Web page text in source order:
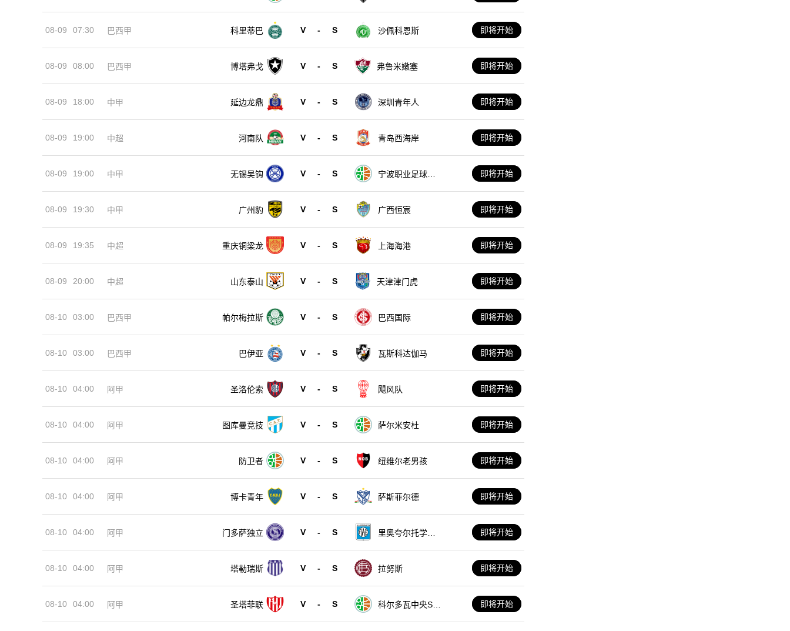
08-09 07:30 巴西甲 科里蒂巴 V - S 沙佩科恩斯 即将开始
08-09 08:00 巴西甲 博塔弗戈 V - S 弗鲁米嫩塞 即将开始
08-09 18:00 中甲 延边龙鼎 V - S 深圳青年人 即将开始
08-09 19:00 中超 河南队 V - S 青岛西海岸 即将开始
08-09 19:00 中甲 无锡吴钩 V - S
宁波职业足球俱
即将开始
08-09 19:30 中甲 广州豹 V - S 广西恒宸 即将开始
08-09 19:35 中超 重庆铜梁龙 V - S 上海海港 即将开始
08-09 20:00 中超 山东泰山 V - S 天津津门虎 即将开始
08-10 03:00 巴西甲 帕尔梅拉斯 V - S 巴西国际 即将开始
08-10 03:00 巴西甲 巴伊亚 V - S 瓦斯科达伽马 即将开始
08-10 04:00 阿甲 圣洛伦索 V - S 飓风队 即将开始
08-10 04:00 阿甲 图库曼竞技 V - S 萨尔米安杜 即将开始
08-10 04:00 阿甲 防卫者 V - S 纽维尔老男孩 即将开始
08-10 04:00 阿甲 博卡青年 V - S 萨斯菲尔德 即将开始
08-10 04:00 阿甲 门多萨独立 V - S
里奥夸尔托学生
即将开始
08-10 04:00 阿甲 塔勒瑞斯 V - S 拉努斯 即将开始
08-10 04:00 阿甲 圣塔菲联 V - S
科尔多瓦中央SD
即将开始